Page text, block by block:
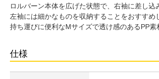
ロルバーン本体を広げた状態で、右袖に差し込
左袖には細かなものを収納することをおすすめ
持ち運びに便利なMサイズで透け感のあるPP
仕様